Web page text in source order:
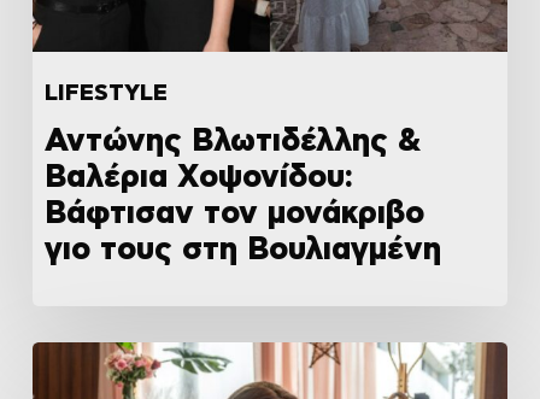
LIFESTYLE
Αντώνης Βλωτιδέλλης &
Βαλέρια Χοψονίδου:
Βάφτισαν τον μονάκριβο
γιο τους στη Βουλιαγμένη